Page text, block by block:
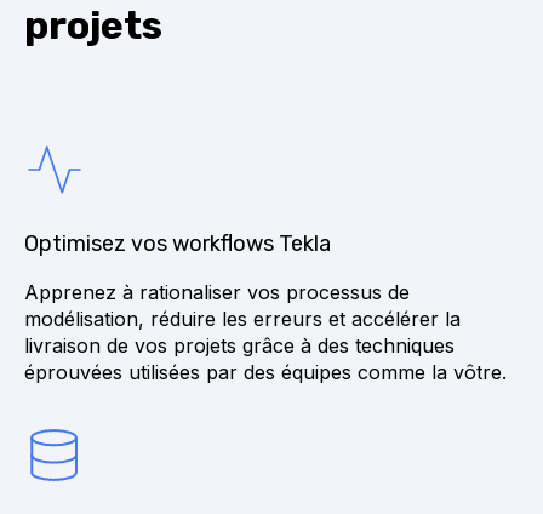
projets
Optimisez vos workflows Tekla
Apprenez à rationaliser vos processus de
modélisation, réduire les erreurs et accélérer la
livraison de vos projets grâce à des techniques
éprouvées utilisées par des équipes comme la vôtre.